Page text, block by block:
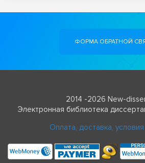
ФОРМА ОБРАТНОЙ
2014 -2026 New-
Электронная библиотека
Оплата, доставка,